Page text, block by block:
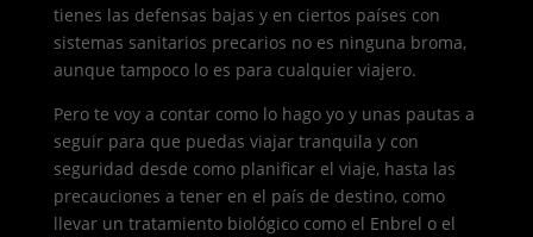
tienes las defensas bajas y en ciertos países con
sistemas sanitarios precarios no es ninguna broma,
aunque tampoco lo es para cualquier viajero.
Pero te voy a contar como lo hago yo y unas pautas a
seguir para que puedas viajar tranquila y con
seguridad desde como planificar el viaje, hasta las
precauciones a tener en el país de destino, como
llevar un tratamiento biológico como el Enbrel o el